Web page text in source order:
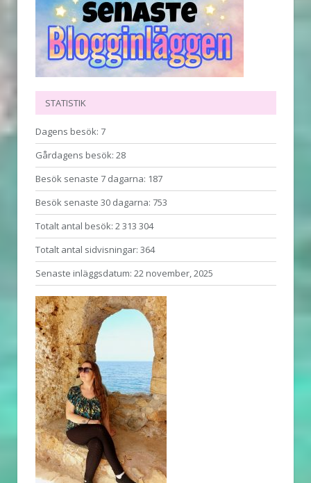
STATISTIK
Dagens besök: 7
Gårdagens besök: 28
Besök senaste 7 dagarna: 187
Besök senaste 30 dagarna: 753
Totalt antal besök: 2 313 304
Totalt antal sidvisningar: 364
Senaste inläggsdatum: 22 november, 2025